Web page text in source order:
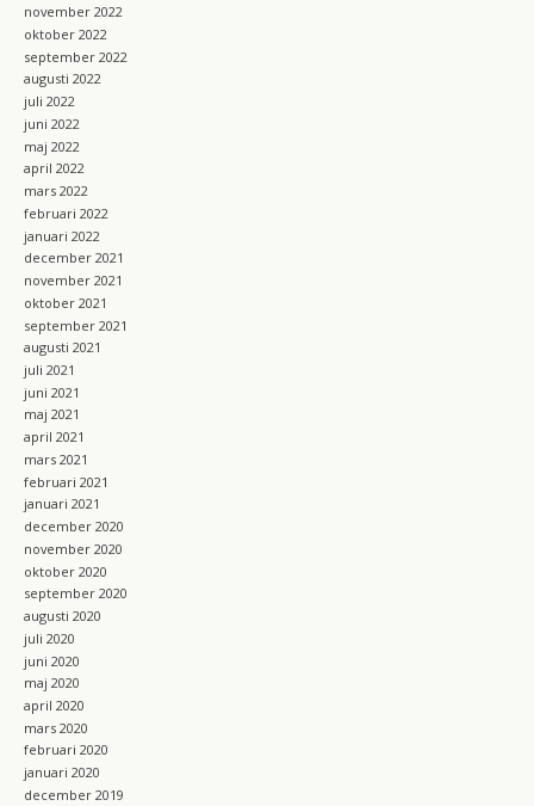
november 2022
oktober 2022
september 2022
augusti 2022
juli 2022
juni 2022
maj 2022
april 2022
mars 2022
februari 2022
januari 2022
december 2021
november 2021
oktober 2021
september 2021
augusti 2021
juli 2021
juni 2021
maj 2021
april 2021
mars 2021
februari 2021
januari 2021
december 2020
november 2020
oktober 2020
september 2020
augusti 2020
juli 2020
juni 2020
maj 2020
april 2020
mars 2020
februari 2020
januari 2020
december 2019